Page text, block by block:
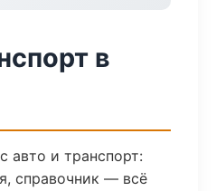
в
авто и транспорт:
справочник — всё